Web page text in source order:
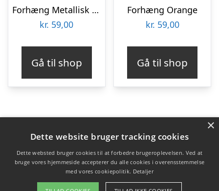
Forhæng Metallisk Sølv
kr. 59,00
Gå til shop
Forhæng Orange
kr. 59,00
Gå til shop
Varekategorier
Produkter
Copyright 2026 - Pilanto Aps
×
Dette website bruger tracking cookies
Dette websted bruger cookies til at forbedre brugeroplevelsen. Ved at
bruge vores hjemmeside accepterer du alle cookies i overensstemmelse
med vores cookiepolitik. Detaljer